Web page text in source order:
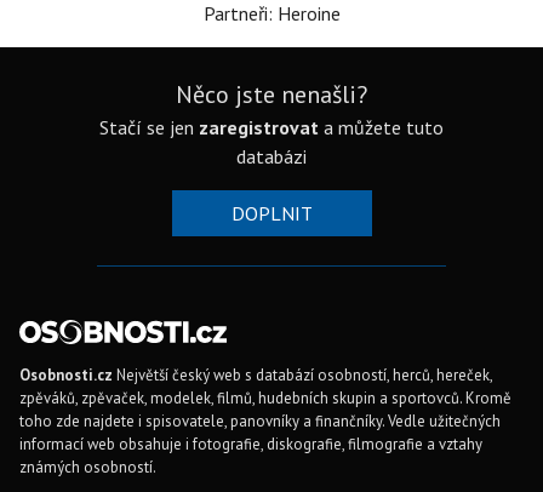
Partneři: Heroine
Něco jste nenašli?
Stačí se jen zaregistrovat a můžete tuto
databázi
DOPLNIT
Osobnosti.cz Největší český web s databází osobností, herců, hereček,
zpěváků, zpěvaček, modelek, filmů, hudebních skupin a sportovců. Kromě
toho zde najdete i spisovatele, panovníky a finančníky. Vedle užitečných
informací web obsahuje i fotografie, diskografie, filmografie a vztahy
známých osobností.